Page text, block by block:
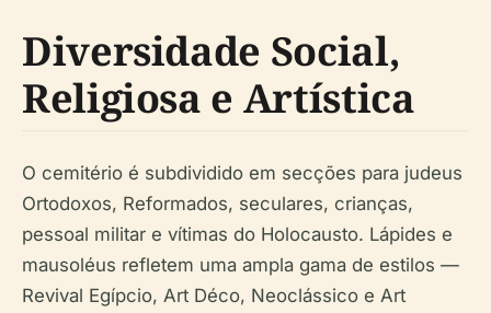
Diversidade Social,
Religiosa e Artística
O cemitério é subdividido em secções para judeus
Ortodoxos, Reformados, seculares, crianças,
pessoal militar e vítimas do Holocausto. Lápides e
mausoléus refletem uma ampla gama de estilos —
Revival Egípcio, Art Déco, Neoclássico e Art